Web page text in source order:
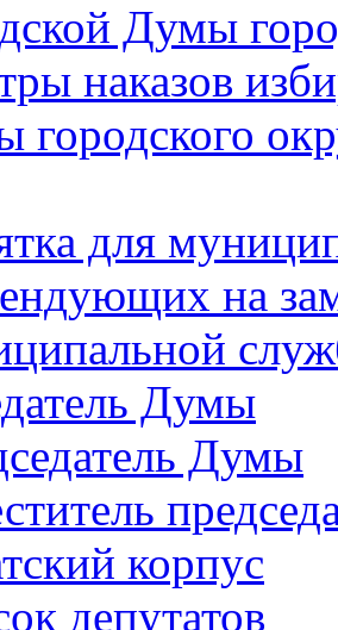
Думы
наказов
городского
для
на
Думы
Думы
корпус
депутатов